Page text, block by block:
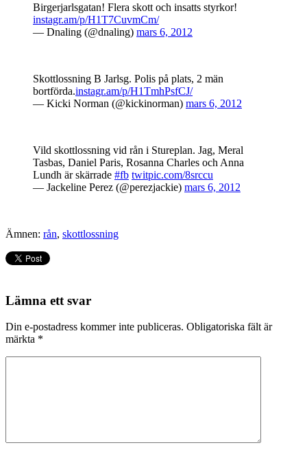
Birgerjarlsgatan! Flera skott och insatts styrkor!
instagr.am/p/H1T7CuvmCm/
— Dnaling (@dnaling) mars 6, 2012
Skottlossning B Jarlsg. Polis på plats, 2 män
bortförda.instagr.am/p/H1TmhPsfCJ/
— Kicki Norman (@kickinorman) mars 6, 2012
Vild skottlossning vid rån i Stureplan. Jag, Meral
Tasbas, Daniel Paris, Rosanna Charles och Anna
Lundh är skärrade #fb twitpic.com/8srccu
— Jackeline Perez (@perezjackie) mars 6, 2012
Ämnen: rån, skottlossning
Lämna ett svar
Din e-postadress kommer inte publiceras. Obligatoriska fält är
märkta *